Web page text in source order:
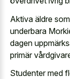
Aktiva äldre
underbara
dagen
primär
Studenter med